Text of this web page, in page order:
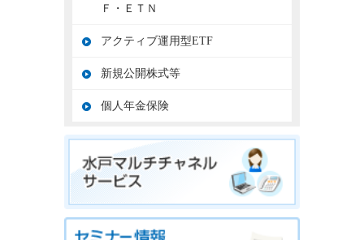
Ｆ・ＥＴＮ
アクティブ運用型ETF
新規公開株式等
個人年金保険